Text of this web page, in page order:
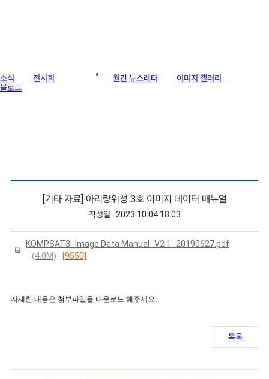
소식 전시회 월간 뉴스레터
이미지 갤러리
블로그
[기타 자료] 아리랑위성 3호 이미지 데이터 매뉴얼
작성일 : 2023.10.04 18:03
KOMPSAT3_Image Data Manual_V2 1_20190627.pdf
(4.0M)
[9550]
자세한 내용은 첨부파일을 다운로드 해주세요.
목록